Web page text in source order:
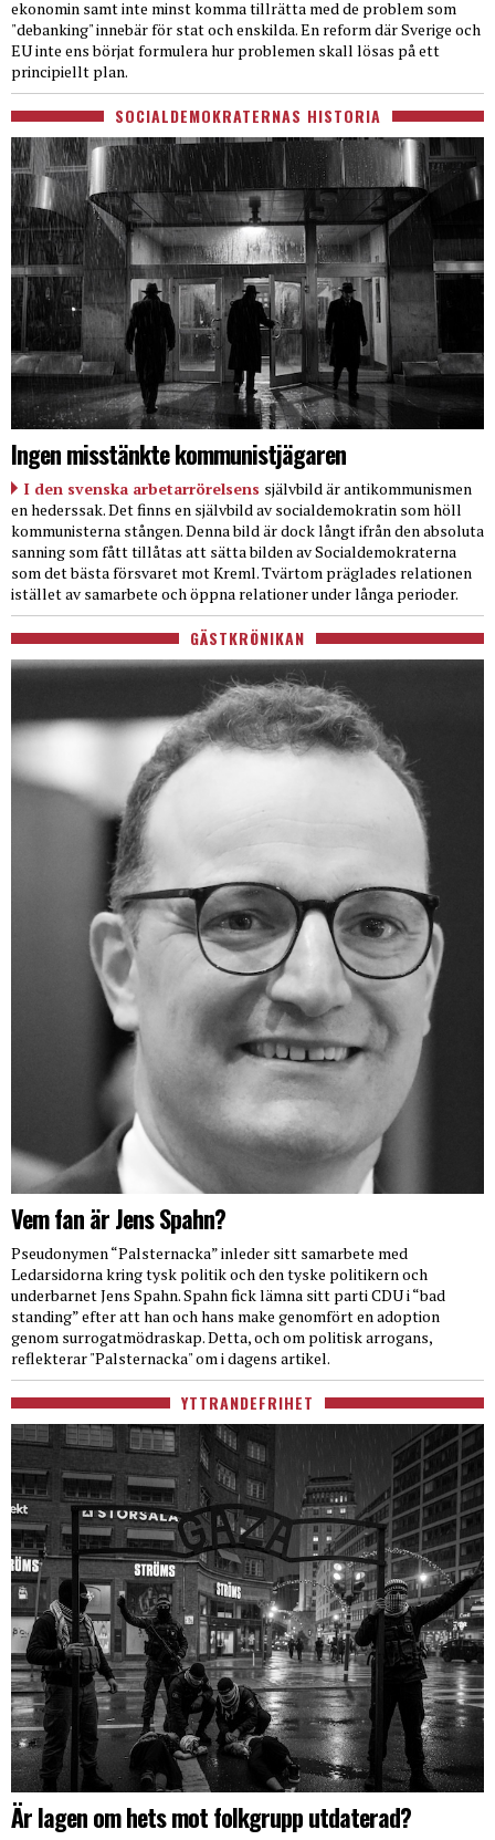
ekonomin samt inte minst komma tillrätta med de problem som
"debanking" innebär för stat och enskilda. En reform där Sverige och
EU inte ens börjat formulera hur problemen skall lösas på ett
principiellt plan.
SOCIALDEMOKRATERNAS HISTORIA
Ingen misstänkte kommunistjägaren
I den svenska arbetarrörelsens självbild är antikommunismen
en hederssak. Det finns en självbild av socialdemokratin som höll
kommunisterna stången. Denna bild är dock långt ifrån den absoluta
sanning som fått tillåtas att sätta bilden av Socialdemokraterna
som det bästa försvaret mot Kreml. Tvärtom präglades relationen
istället av samarbete och öppna relationer under långa perioder.
GÄSTKRÖNIKAN
Vem fan är Jens Spahn?
Pseudonymen “Palsternacka” inleder sitt samarbete med
Ledarsidorna kring tysk politik och den tyske politikern och
underbarnet Jens Spahn. Spahn fick lämna sitt parti CDU i “bad
standing” efter att han och hans make genomfört en adoption
genom surrogatmödraskap. Detta, och om politisk arrogans,
reflekterar "Palsternacka" om i dagens artikel.
YTTRANDEFRIHET
Är lagen om hets mot folkgrupp utdaterad?